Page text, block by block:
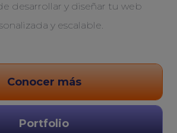
desarrollar y diseñar tu web
y escalable.
Conocer más
Portfolio